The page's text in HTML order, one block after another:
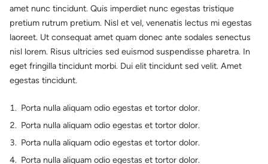
amet nunc tincidunt. Quis imperdiet nunc egestas tristique
pretium rutrum pretium. Nisl et vel, venenatis lectus mi egestas
laoreet. Ut consequat amet quam donec ante sodales senectus
nisl lorem. Risus ultricies sed euismod suspendisse pharetra. In
eget fringilla tincidunt morbi. Dui elit tincidunt sed velit. Amet
egestas tincidunt.
Porta nulla aliquam odio egestas et tortor dolor.
Porta nulla aliquam odio egestas et tortor dolor.
Porta nulla aliquam odio egestas et tortor dolor.
Porta nulla aliquam odio egestas et tortor dolor.